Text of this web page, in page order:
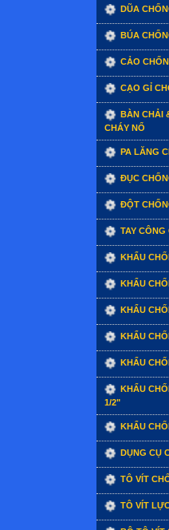
DŨA
BÚA
CẢO
CẠO GỈ
BÀN CHẢI
CHÁY NỔ
PA LĂNG
ĐỤC
ĐỘT
TAY CÔNG
KHẨU
KHẨU
KHẨU
KHẨU
KHẨU
KHẨU
1/2"
KHẨU
DỤNG CỤ
TÔ VÍT
TÔ VÍT